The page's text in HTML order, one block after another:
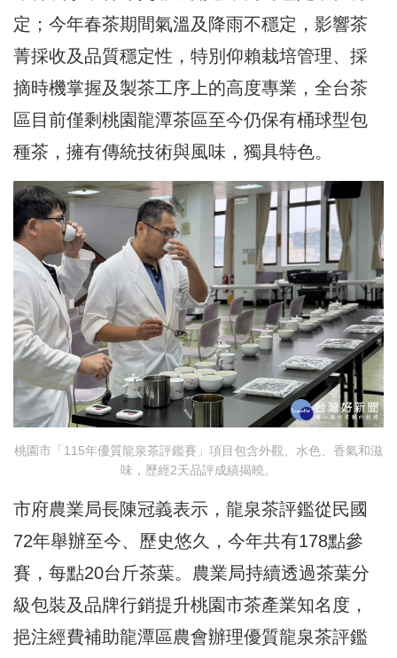
定；今年春茶期間氣溫及降雨不穩定，影響茶
菁採收及品質穩定性，特別仰賴栽培管理、採
摘時機掌握及製茶工序上的高度專業，全台茶
區目前僅剩桃園龍潭茶區至今仍保有桶球型包
種茶，擁有傳統技術與風味，獨具特色。
桃園市「115年優質龍泉茶評鑑賽」項目包含外觀、水色、香氣和滋
味，歷經2天品評成績揭曉。
市府農業局長陳冠義表示，龍泉茶評鑑從民國
72年舉辦至今、歷史悠久，今年共有178點參
賽，每點20台斤茶葉。農業局持續透過茶葉分
級包裝及品牌行銷提升桃園市茶產業知名度，
挹注經費補助龍潭區農會辦理優質龍泉茶評鑑